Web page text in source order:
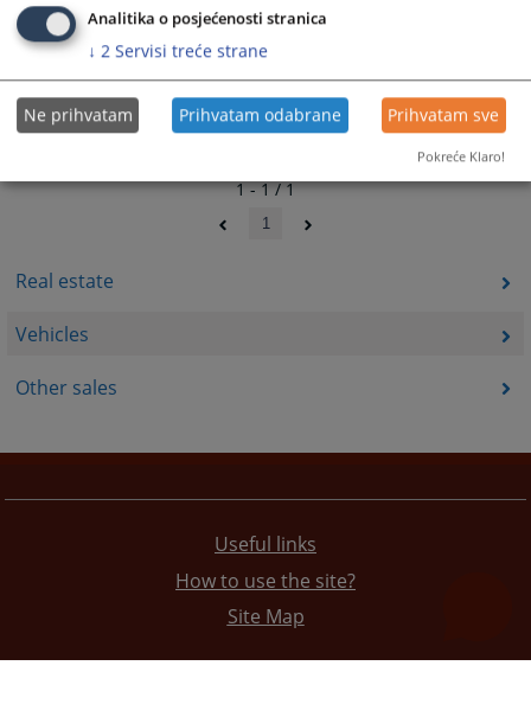
Real estate
Vehicles
Other sales
changing
dates.
changing
1 - 1 / 1
1
Useful links
How to use the site?
Site Map
Analitika o posjećenosti stranica
↓ 2 Servisi treće strane
Ne prihvatam Prihvatam odabrane Prihvatam sve
Pokreće Klaro!